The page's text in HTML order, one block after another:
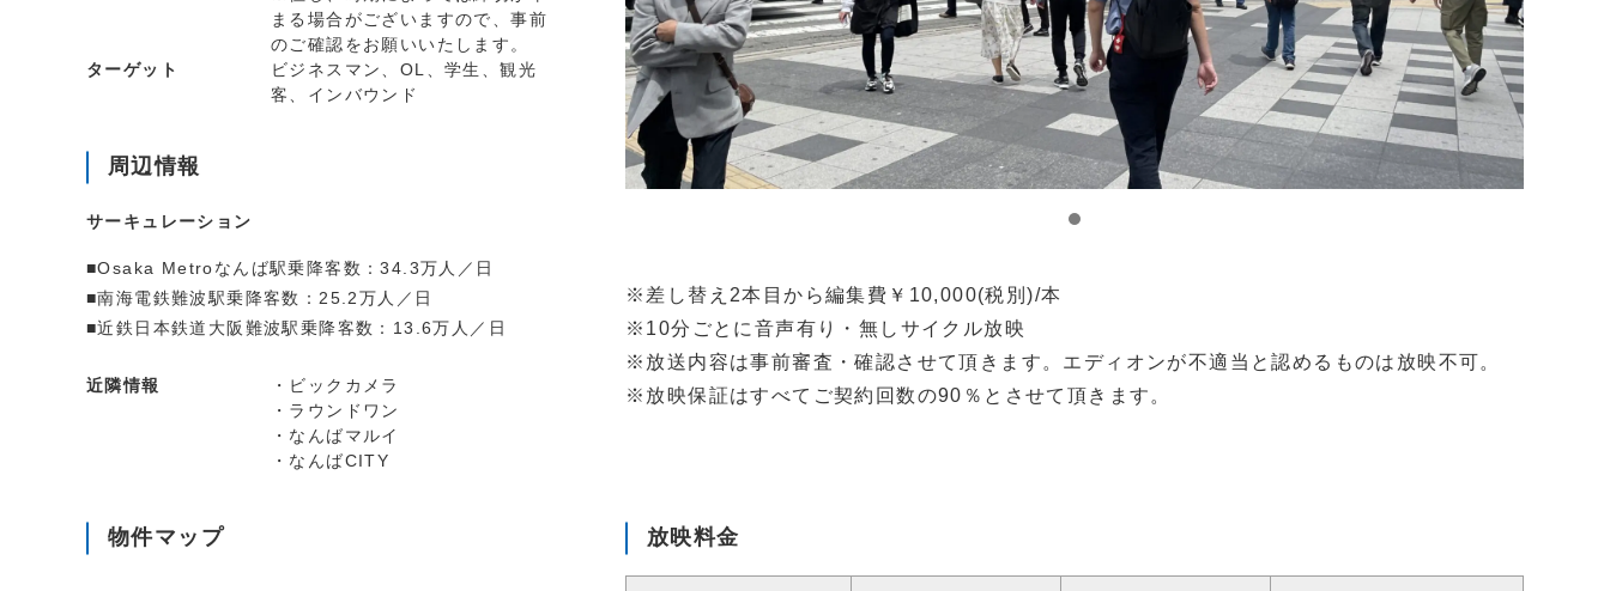
まる場合がございますので、事前
のご確認をお願いいたします。
ターゲット
ビジネスマン、OL、学生、観光
客、インバウンド
周辺情報
サーキュレーション
■Osaka Metroなんば駅乗降客数：34.3万人／日
■南海電鉄難波駅乗降客数：25.2万人／日
■近鉄日本鉄道大阪難波駅乗降客数：13.6万人／日
近隣情報
・ビックカメラ
・ラウンドワン
・なんばマルイ
・なんばCITY
※差し替え2本目から編集費￥10,000(税別)/本
※10分ごとに音声有り・無しサイクル放映
※放送内容は事前審査・確認させて頂きます。エディオンが不適当と認めるものは放映不可。
※放映保証はすべてご契約回数の90％とさせて頂きます。
物件マップ 放映料金